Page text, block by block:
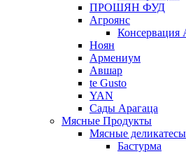
ПРОШЯН ФУД
Агроянс
Консервация
Ноян
Армениум
Авшар
te Gusto
YAN
Сады Арагаца
Мясные Продукты
Мясные деликатесы
Бастурма